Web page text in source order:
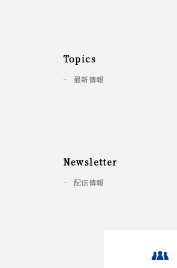
Topics
最新情報
Newsletter
配信情報